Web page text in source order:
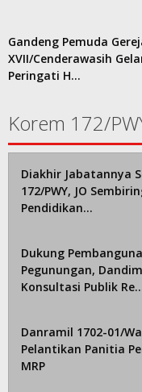
Gandeng Pemuda
XVII/Cenderawasih
Peringati H…
Korem 172/
Diakhir Jabatannya
172/PWY, JO
Pendidikan…
Dukung
Pegunungan,
Konsultasi Publik
Danramil 1702-01/
Pelantikan Panitia
MRP